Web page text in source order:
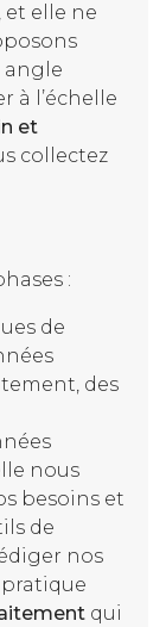
et elle ne
angle
à l’échelle
et
collectez
:
de
des
nous
besoins et
de
nos
qui